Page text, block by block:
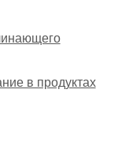
в продуктах